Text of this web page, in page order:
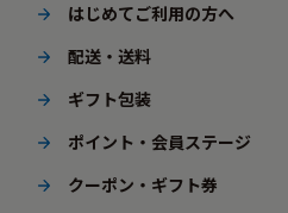
はじめてご利用の方へ
配送・送料
ギフト包装
ポイント・会員ステージ
クーポン・ギフト券